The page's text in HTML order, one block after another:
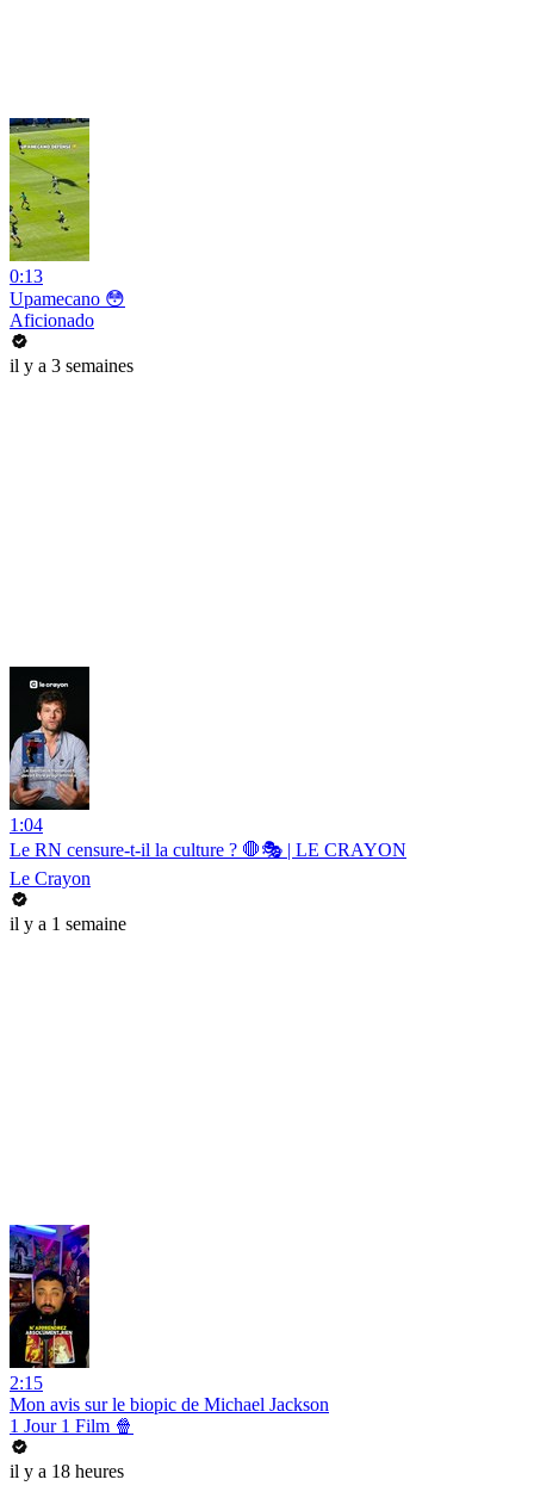
0:13
Upamecano 😳
Aficionado
il y a 3 semaines
1:04
Le RN censure-t-il la culture ? 🛑🎭 | LE CRAYON
Le Crayon
il y a 1 semaine
2:15
Mon avis sur le biopic de Michael Jackson
1 Jour 1 Film 🍿
il y a 18 heures